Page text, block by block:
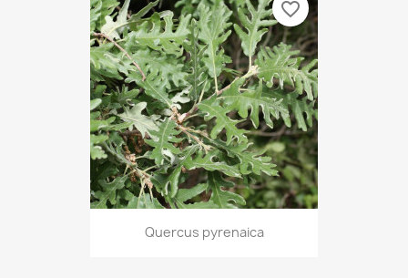
Quercus pyrenaica
favorite_border